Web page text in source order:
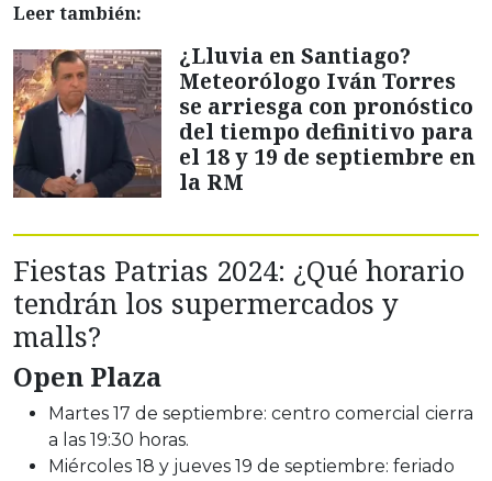
Leer también:
¿Lluvia en Santiago?
Meteorólogo Iván Torres
se arriesga con pronóstico
del tiempo definitivo para
el 18 y 19 de septiembre en
la RM
Fiestas Patrias 2024: ¿Qué horario
tendrán los supermercados y
malls?
Open Plaza
Martes 17 de septiembre: centro comercial cierra
a las 19:30 horas.
Miércoles 18 y jueves 19 de septiembre: feriado